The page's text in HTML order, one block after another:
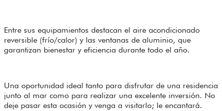
Entre sus equipamientos destacan el aire acondicionado
reversible (frío/calor) y las ventanas de aluminio, que
garantizan bienestar y eficiencia durante todo el año.
Una oportunidad ideal tanto para disfrutar de una residencia
junto al mar como para realizar una excelente inversión. No
deje pasar esta ocasión y venga a visitarlo; le encantará.